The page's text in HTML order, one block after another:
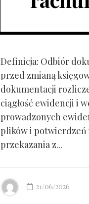
Definicja: Odbiór
przed zmianą
dokumentacji
ciągłość ewidencji i
prowadzonych
plików i potwierdzeń
przekazania z...
21/06/2026